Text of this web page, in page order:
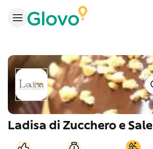
Ladisa di Zucchero e Sale